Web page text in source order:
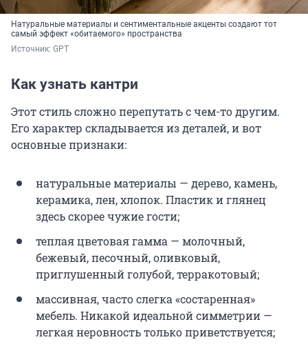
Натуральные материалы и сентиментальные акценты создают тот
самый эффект «обитаемого» пространства
Источник: GPT
Как узнать кантри
Этот стиль сложно перепутать с чем-то другим.
Его характер складывается из деталей, и вот
основные признаки:
натуральные материалы — дерево, камень,
керамика, лен, хлопок. Пластик и глянец
здесь скорее чужие гости;
теплая цветовая гамма — молочный,
бежевый, песочный, оливковый,
приглушенный голубой, терракотовый;
массивная, часто слегка «состаренная»
мебель. Никакой идеальной симметрии —
легкая неровность только приветствуется;